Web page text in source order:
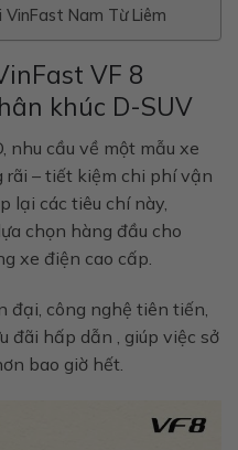
Nam Từ Liêm
VF 8
khúc D-SUV
nhu cầu về một mẫu xe
rãi – tiết kiệm chi phí vận
lại các tiêu chí này,
chọn hàng đầu cho
xe điện cao cấp.
đại, công nghệ tiên tiến,
đãi hấp dẫn , giúp việc sở
bao giờ hết.